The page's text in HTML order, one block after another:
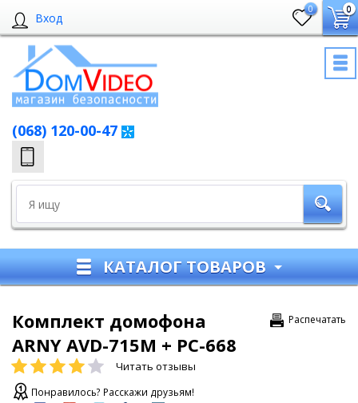
Вход
0 0
(068) 120-00-47
КАТАЛОГ ТОВАРОВ
Распечатать
Комплект домофона
ARNY AVD-715M + PC-668
Читать отзывы
Понравилось? Расскажи друзьям!